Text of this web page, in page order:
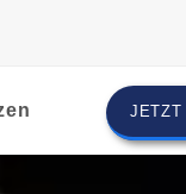
JETZT